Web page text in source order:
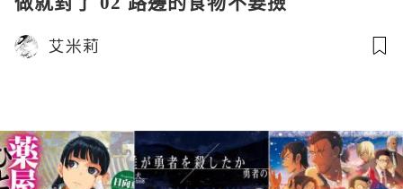
艾米莉